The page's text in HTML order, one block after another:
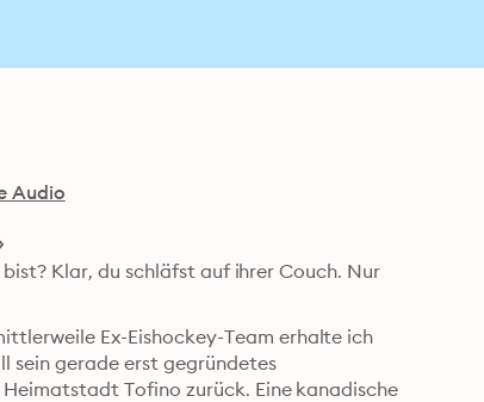
Audio
Klar, du schläfst auf ihrer Couch. Nur
Ex-Eishockey-Team erhalte ich
sein gerade erst gegründetes
Tofino zurück. Eine kanadische